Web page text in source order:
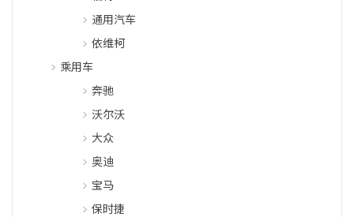
通用汽车
依维柯
乘用车
奔驰
沃尔沃
大众
奥迪
宝马
保时捷